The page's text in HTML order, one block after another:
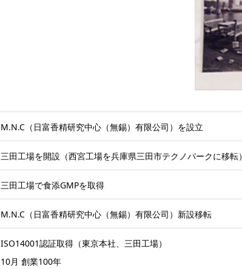
M.N.C（日富香精研究中心（無錫）有限公司）を設立
三田工場を開設（西宮工場を兵庫県三田市テクノパークに移転）
三田工場で食添GMPを取得
M.N.C（日富香精研究中心（無錫）有限公司）新設移転
ISO14001認証取得（東京本社、三田工場）
10月 創業100年